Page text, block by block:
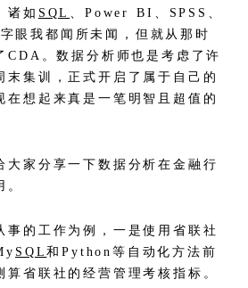
诸如 SQL 、Power BI、SPSS、
眼我都闻所未闻，但就从那时
CDA。数据分析师也是考虑了许
末集训，正式开启了属于自己的
在想起来真是一笔明智且超值的
大家分享一下数据分析在金融行
。
事的工作为例，一是使用省联社
SQL和Python等自动化方法前
算省联社的经营管理考核指标。